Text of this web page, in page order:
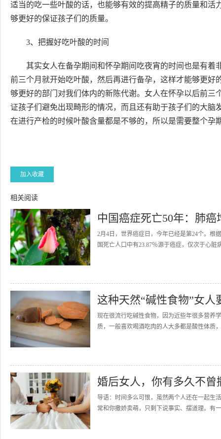
适当的吃一些叶酸的话，也能够有效的提高精子的质量和
够更好的保证孩子们的质量。
3、把握好吃叶酸的时间
其实女人在备孕期间和怀孕期间吃夜宵的时间也是有
前三个月就开始吃叶酸，然后再进行备孕，这样才能够更
够更好的部门对我们体内的新陈代谢。女人在怀孕以后前
证孩子们避免出现畸形的情况，而且还有助于孩子们的大
在进行产检的时候叶酸含量都是不够的，所以是需要整个孕
加入收藏
相关阅读
中国癌症死亡50年：肺
2月4日，世界癌症日，今年已经是第24个。根
国死亡人口中有23.87％源于癌症，仅次于心
这种天然“碱性食物”女
现在很流行吃碱性食物，因为近些年很多营养
质，一般喜欢喝酒吃肉的人大多都是酸性体质
婚后女人，你有多久不曾
导语：时间多么可恨，虽然两个人还在一起生
常和你撒娇卖萌，只剩下说事实、摆道理。有